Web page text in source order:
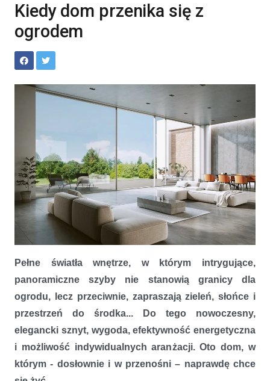
Kiedy dom przenika się z
ogrodem
Kiedy dom przenika się z ogrodem
Pełne światła wnętrze, w którym intrygujące,
panoramiczne szyby nie stanowią granicy dla
ogrodu, lecz przeciwnie, zapraszają zieleń, słońce i
przestrzeń do środka... Do tego nowoczesny,
elegancki sznyt, wygoda, efektywność energetyczna
i możliwość indywidualnych aranżacji. Oto dom, w
którym - dosłownie i w przenośni – naprawdę chce